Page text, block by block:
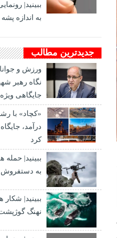
ببینید|
به اندازه پشه
جدیدترین مطالب
ورزش و
نگاه رهبر
جایگاهی
درآمد،
کرد
ببینید| حمله
به دستفروش
ببینید|
نهنگ گوژپشت